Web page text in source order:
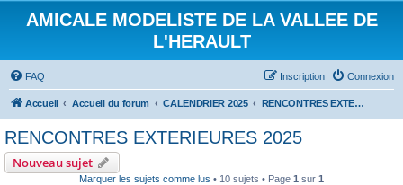
AMICALE MODELISTE DE LA VALLEE DE
L'HERAULT
FAQ Connexion
Inscription
Accueil Accueil du forum CALENDRIER 2025 RENCONTRES EXTERIEURES 2025
RENCONTRES EXTERIEURES 2025
Nouveau sujet
Marquer les sujets comme lus • 10 sujets • Page 1 sur 1